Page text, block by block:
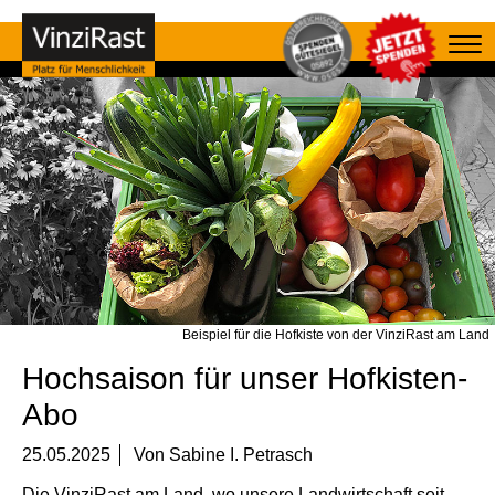
Beispiel für die Hofkiste von der VinziRast am Land
Hochsaison für unser Hofkisten-
Abo
25.05.2025 Von Sabine I. Petrasch